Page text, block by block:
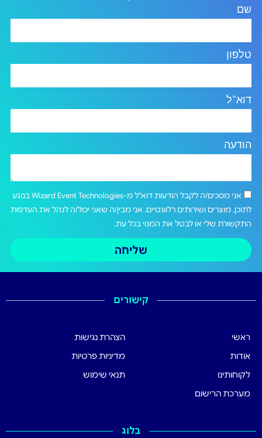
שם
טלפון
דוא"ל
הודעה
אני מסכים/ה לקבל הודעות דוא"ל מ-Wizard Event Technologies בנוגע
לתוכן, מוצרים ושירותים רלוונטיים. אני מבין/ה שאני יכול/ה לנהל את העדפות
התקשורת שלי או לבטל את המנוי בכל עת.
שליחה
קישורים
ראשי
אודות
לקוחותינו
מערכת הרישום
הצהרת נגישות
מדיניות פרטיות
תנאי שימוש
בלוג